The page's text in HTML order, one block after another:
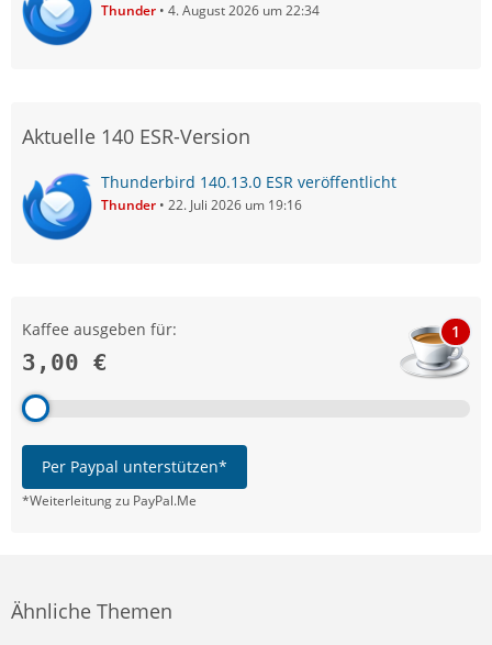
Thunder 4. August 2026 um 22:34
Aktuelle 140 ESR-Version
Thunderbird 140.13.0 ESR veröffentlicht
Thunder 22. Juli 2026 um 19:16
Kaffee ausgeben für:
3,00 €
1
Per Paypal unterstützen*
*Weiterleitung zu PayPal.Me
Ähnliche Themen